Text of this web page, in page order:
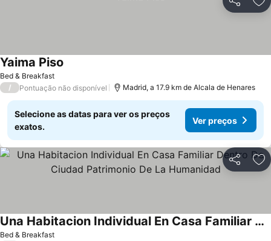
Partilhar
Bed & Breakfast
Yaima Piso
/ Pontuação não disponível Madrid, a 17.9 km de Alcala de Henares
Selecione as datas para ver os preços
exatos.
Ver preços
Partilhar
Bed & Breakfast
Una Habitacion Individual En Casa Familiar Dentro De Ciudad Patrimonio De La Humanidad